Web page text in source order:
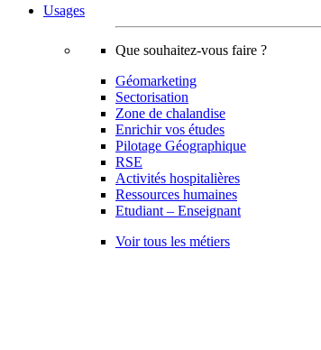
Usages
Que souhaitez-vous faire ?
Géomarketing
Sectorisation
Zone de chalandise
Enrichir vos études
Pilotage Géographique
RSE
Activités hospitalières
Ressources humaines
Etudiant – Enseignant
Voir tous les métiers